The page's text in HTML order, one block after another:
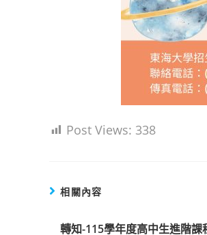
Post Views: 338
相關內容
轉知-115學年度高中生進階課